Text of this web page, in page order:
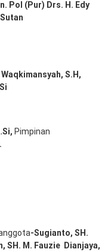
Pol (Pur) Drs. H. Edy
Waqkimansyah, S.H,
, Pimpinan
-Sugianto, SH.
, SH. M. Fauzie Dianjaya,